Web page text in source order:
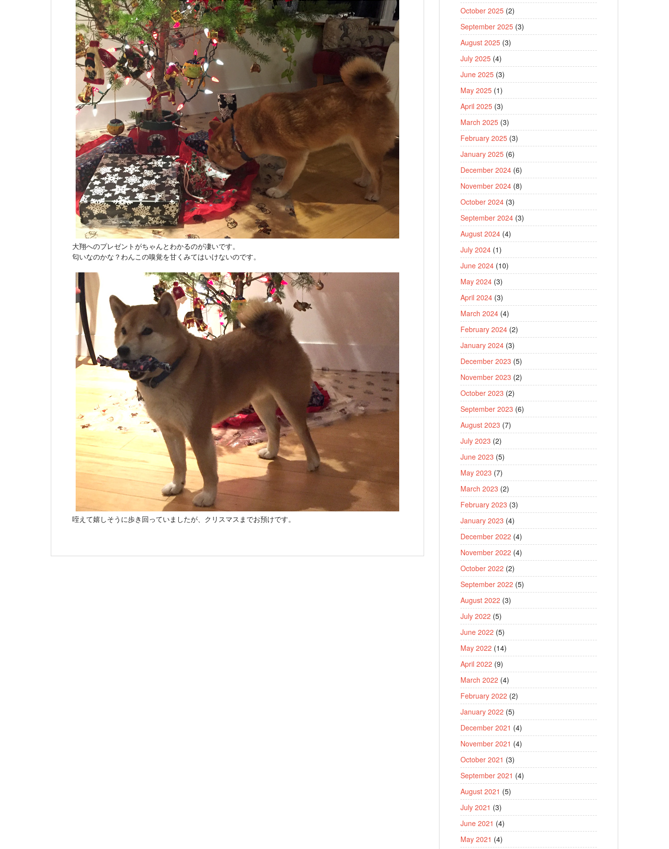
大翔へのプレゼントがちゃんとわかるのが凄いです。
匂いなのかな？わんこの嗅覚を甘くみてはいけないのです。
咥えて嬉しそうに歩き回っていましたが、クリスマスまでお預けです。
October 2025 (2)
September 2025 (3)
August 2025 (3)
July 2025 (4)
June 2025 (3)
May 2025 (1)
April 2025 (3)
March 2025 (3)
February 2025 (3)
January 2025 (6)
December 2024 (6)
November 2024 (8)
October 2024 (3)
September 2024 (3)
August 2024 (4)
July 2024 (1)
June 2024 (10)
May 2024 (3)
April 2024 (3)
March 2024 (4)
February 2024 (2)
January 2024 (3)
December 2023 (5)
November 2023 (2)
October 2023 (2)
September 2023 (6)
August 2023 (7)
July 2023 (2)
June 2023 (5)
May 2023 (7)
March 2023 (2)
February 2023 (3)
January 2023 (4)
December 2022 (4)
November 2022 (4)
October 2022 (2)
September 2022 (5)
August 2022 (3)
July 2022 (5)
June 2022 (5)
May 2022 (14)
April 2022 (9)
March 2022 (4)
February 2022 (2)
January 2022 (5)
December 2021 (4)
November 2021 (4)
October 2021 (3)
September 2021 (4)
August 2021 (5)
July 2021 (3)
June 2021 (4)
May 2021 (4)